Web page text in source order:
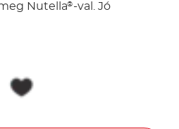
Nutella® -val. Jó